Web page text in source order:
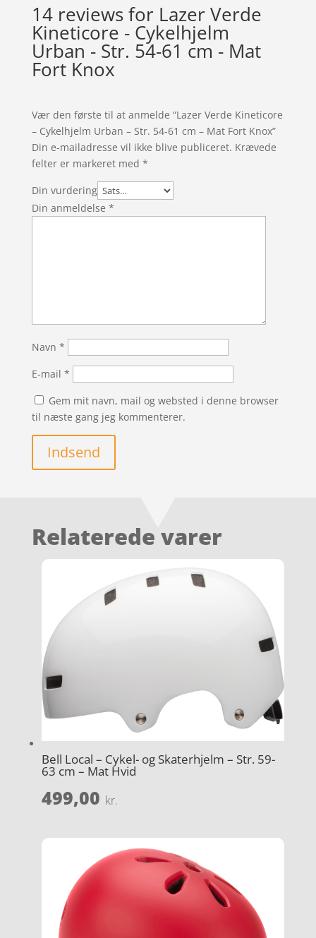
14 reviews for Lazer Verde
Kineticore - Cykelhjelm
Urban - Str. 54-61 cm - Mat
Fort Knox
Vær den første til at anmelde “Lazer Verde Kineticore
– Cykelhjelm Urban – Str. 54-61 cm – Mat Fort Knox”
Din e-mailadresse vil ikke blive publiceret. Krævede
felter er markeret med *
Din vurdering
Din anmeldelse *
Navn *
E-mail *
Gem mit navn, mail og websted i denne browser
til næste gang jeg kommenterer.
Indsend
Relaterede varer
Bell Local – Cykel- og Skaterhjelm – Str. 59-
63 cm – Mat Hvid
499,00 kr.